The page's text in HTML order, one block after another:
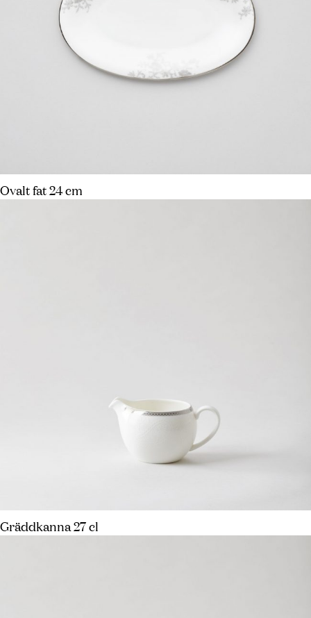
Ovalt fat 24 cm
Gräddkanna 27 cl